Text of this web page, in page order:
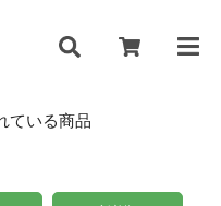
ている商品